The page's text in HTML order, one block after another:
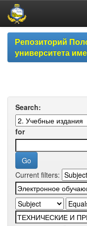
Skip
navigationРепозиторий
университета
Search:
for
Current filters: